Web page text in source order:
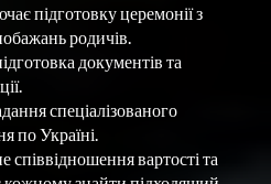
підготовку церемонії з
родичів.
документів та
спеціалізованого
по Україні.
вартості та